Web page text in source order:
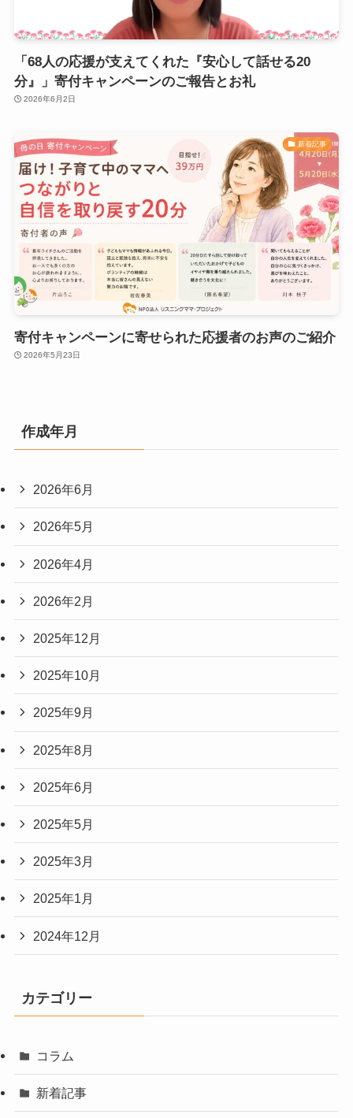
「68人の応援が支えてくれた『安心して話せる20
分』」寄付キャンペーンのご報告とお礼
2026年6月2日
新着記事
寄付キャンペーンに寄せられた応援者のお声のご紹介
2026年5月23日
作成年月
2026年6月
2026年5月
2026年4月
2026年2月
2025年12月
2025年10月
2025年9月
2025年8月
2025年6月
2025年5月
2025年3月
2025年1月
2024年12月
カテゴリー
コラム
新着記事